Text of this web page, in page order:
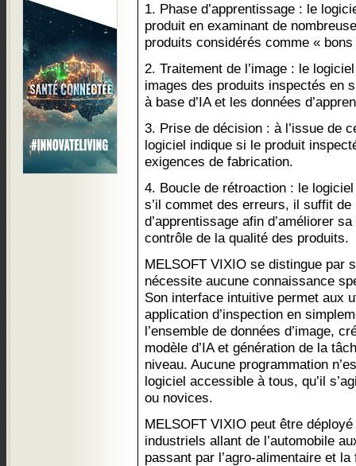
1. Phase d’apprentissage : le
produit en examinant de
produits considérés comme «
2. Traitement de l’image : le
images des produits inspectés en
à base d’IA et les données
3. Prise de décision : à l’issue de
logiciel indique si le produit
exigences de fabrication.
4. Boucle de rétroaction : le
s’il commet des erreurs, il suffit
d’apprentissage afin d’améliorer
contrôle de la qualité des produits.
MELSOFT VIXIO se distingue par
nécessite aucune connaissance
Son interface intuitive permet aux
application d’inspection en
l’ensemble de données d’image,
modèle d’IA et génération de la
niveau. Aucune programmation
logiciel accessible à tous, qu’il
ou novices.
MELSOFT VIXIO peut être
industriels allant de l’automobile
passant par l’agro-alimentaire et